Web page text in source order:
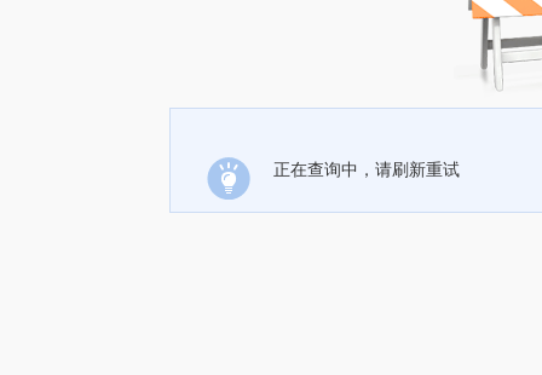
正在查询中，请刷新重试